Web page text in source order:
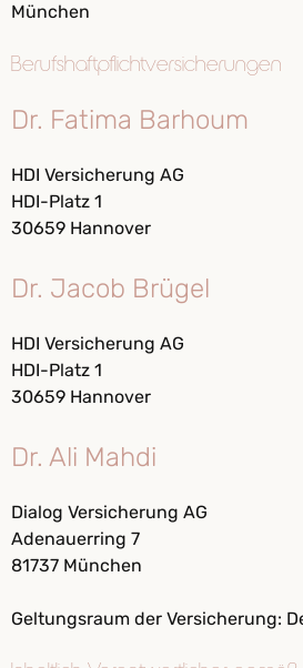
München
Berufshaftpflichtversicherungen
Dr. Fatima Barhoum
HDI Versicherung AG
HDI-Platz 1
30659 Hannover
Dr. Jacob Brügel
HDI Versicherung AG
HDI-Platz 1
30659 Hannover
Dr. Ali Mahdi
Dialog Versicherung AG
Adenauerring 7
81737 München
Geltungsraum der Versicherung: